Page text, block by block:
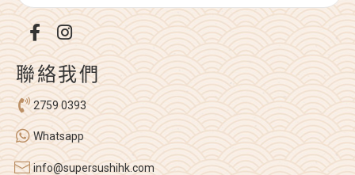
聯絡我們
2759 0393
Whatsapp
info@supersushihk.com